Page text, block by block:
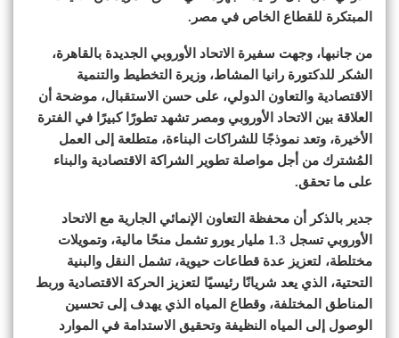
المبتكرة للقطاع الخاص في مصر.
من جانبها، وجهت سفيرة الاتحاد الأوروبي الجديدة بالقاهرة،
الشكر للدكتورة رانيا المشاط، وزيرة التخطيط والتنمية
الاقتصادية والتعاون الدولي، على حسن الاستقبال، موضحة أن
العلاقة بين الاتحاد الأوروبي ومصر تشهد تطورًا كبيرًا في الفترة
الأخيرة، وتعد نموذجًا للشراكات البناءة، متطلعة إلى العمل
المُشترك من أجل مواصلة تطوير الشراكة الاقتصادية والبناء
على ما تحقق.
جدير بالذكر أن محفظة التعاون الإنمائي الجارية مع الاتحاد
الأوروبي تسجل 1.3 مليار يورو تشمل منحًا مالية، وتمويلات
مختلطة، لتعزيز عدة قطاعات حيوية، تشمل النقل والبنية
التحتية، الذي يعد شريانًا رئيسيًا لتعزيز الحركة الاقتصادية وربط
المناطق المختلفة، وقطاع المياه الذي يهدف إلى تحسين
الوصول إلى المياه النظيفة وتحقيق الاستدامة في الموارد